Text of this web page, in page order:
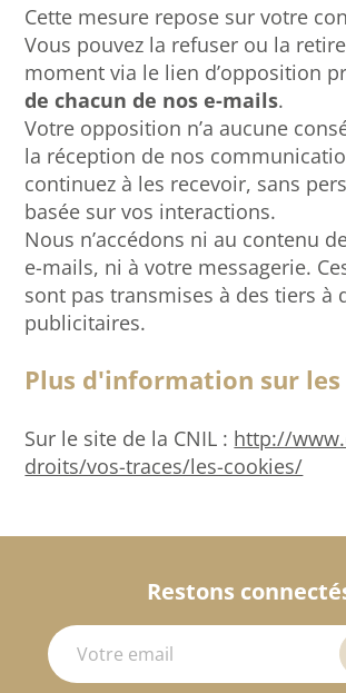
Cette mesure repose sur votre
Vous pouvez la refuser ou la
moment via le lien d’opposition
de chacun de nos e-mails.
Votre opposition n’a aucune
la réception de nos
continuez à les recevoir, sans
basée sur vos interactions.
Nous n’accédons ni au contenu
e-mails, ni à votre messagerie.
sont pas transmises à des tiers à
publicitaires.
Plus d'information sur les
Sur le site de la CNIL : http://
droits/vos-traces/les-cookies/
Restons